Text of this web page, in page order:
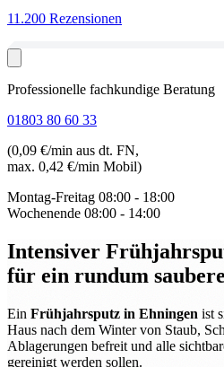
11.200 Rezensionen
Professionelle fachkundige Beratung
01803 80 60 33
(0,09 €/min aus dt. FN,
max. 0,42 €/min Mobil)
Montag-Freitag 08:00 - 18:00
Wochenende 08:00 - 14:00
Intensiver
für ein rundum
Ein Frühjahrsputz in Ehningen ist
Haus nach dem Winter von Staub,
Ablagerungen befreit und alle
gereinigt werden sollen.